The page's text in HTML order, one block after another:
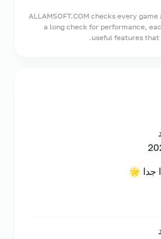
ALLAMSOFT.COM checks every
a long check for performance,
useful features
جدا 🌟